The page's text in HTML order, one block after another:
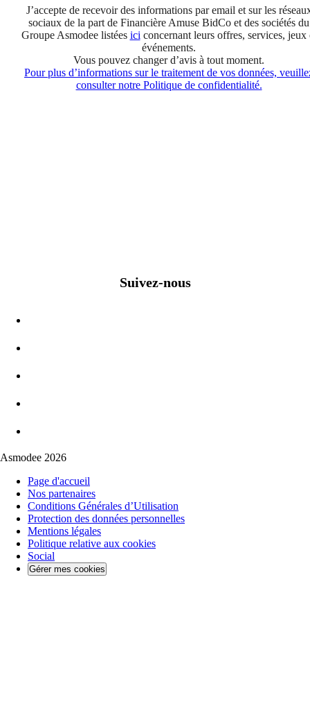
J’accepte de recevoir des informations par email et sur les
sociaux de la part de Financière Amuse BidCo et des sociétés du
Groupe Asmodee listées ici concernant leurs offres, services, jeux
événements.
Vous pouvez changer d’avis à tout moment.
Pour plus d’informations sur le traitement de vos données,
consulter notre Politique de confidentialité.
Suivez-nous
Asmodee 2026
Page d'accueil
Nos partenaires
Conditions Générales d’Utilisation
Protection des données personnelles
Mentions légales
Politique relative aux cookies
Social
Gérer mes cookies